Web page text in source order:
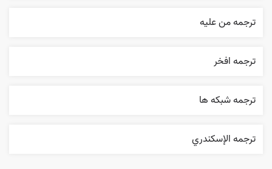
ترجمه من عليه
ترجمه افخر
ترجمه شبکه ها
ترجمه الإسکندري